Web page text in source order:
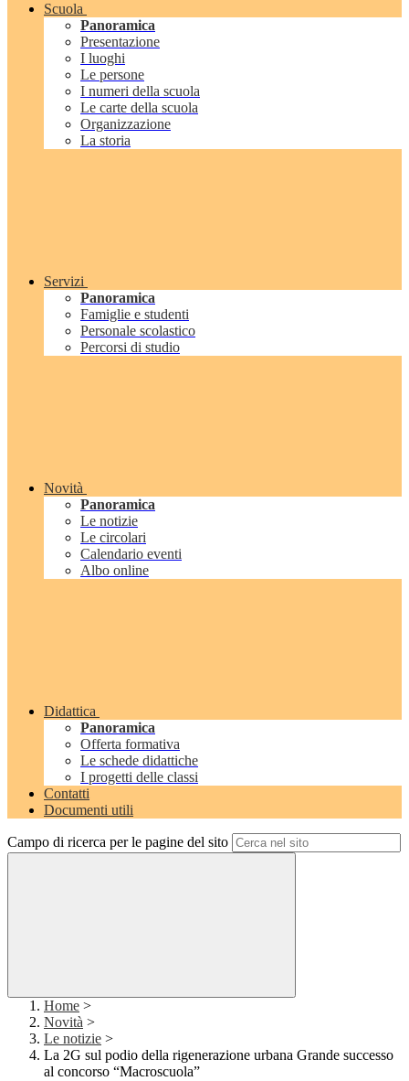
Scuola
Panoramica
Presentazione
I luoghi
Le persone
I numeri della scuola
Le carte della scuola
Organizzazione
La storia
Servizi
Panoramica
Famiglie e studenti
Personale scolastico
Percorsi di studio
Novità
Panoramica
Le notizie
Le circolari
Calendario eventi
Albo online
Didattica
Panoramica
Offerta formativa
Le schede didattiche
I progetti delle classi
Contatti
Documenti utili
Campo di ricerca per le pagine del sito
Home >
Novità >
Le notizie >
La 2G sul podio della rigenerazione urbana Grande successo
al concorso “Macroscuola”